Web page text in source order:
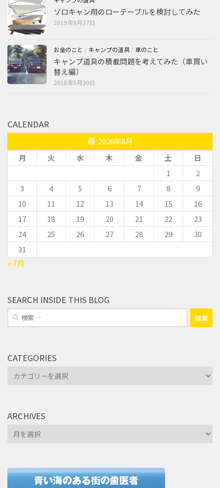
ソロキャン用のローテーブルを検討してみた
2019年9月27日
お金のこと / キャンプの道具 / 車のこと
キャンプ道具の積載問題を考えてみた（車買い
替え編）
2018年5月30日
CALENDAR
2026年8月
月
火 水 木 金 土
日
1
2
3
4 5 6 7 8
9
10
11 12 13 14 15
16
17
18 19 20 21 22
23
24
25 26 27 28 29
30
31
« 7月
SEARCH INSIDE THIS BLOG
検
索:
CATEGORIES
Categories
ARCHIVES
Archives